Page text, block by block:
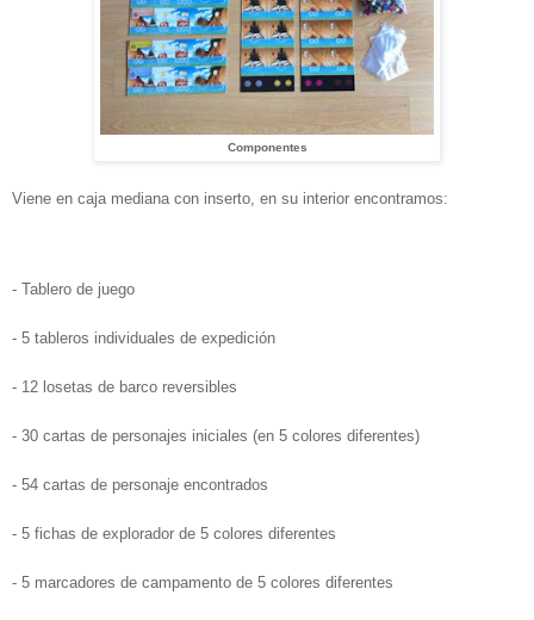
Componentes
Viene en caja mediana con inserto, en su interior encontramos:
- Tablero de juego
- 5 tableros individuales de expedición
- 12 losetas de barco reversibles
- 30 cartas de personajes iniciales (en 5 colores diferentes)
- 54 cartas de personaje encontrados
- 5 fichas de explorador de 5 colores diferentes
- 5 marcadores de campamento de 5 colores diferentes